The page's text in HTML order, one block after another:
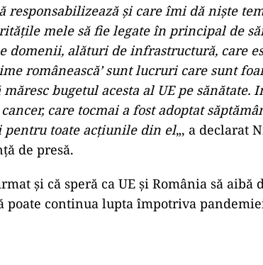
responsabilizează şi care îmi dă nişte
mele să fie legate în principal de
domenii, alături de infrastructură, care
românească’ sunt lucruri care sunt
bugetul acesta al UE pe sănătate.
care tocmai a fost adoptat
toate acţiunile din el„, a declarat
de presă.
şi că speră ca UE şi România să aibă
poate continua lupta împotriva